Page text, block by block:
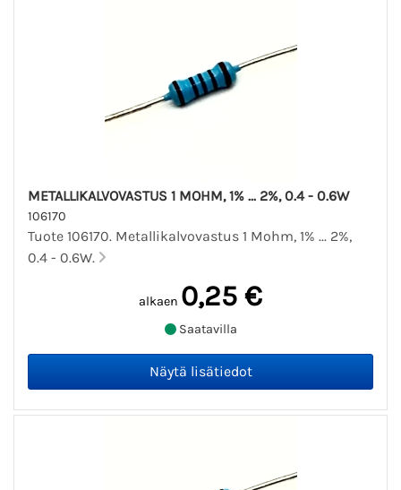
METALLIKALVOVASTUS 1 MOHM, 1% ... 2%, 0.4 - 0.6W
106170
Tuote 106170. Metallikalvovastus 1 Mohm, 1% ... 2%,
0.4 - 0.6W.
alkaen 0,25 €
Saatavilla